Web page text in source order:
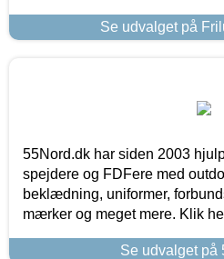
Se udvalget på
55Nord.dk har siden 2003
spejdere og FDFere med
beklædning, uniformer,
mærker og meget mere. Klik
Se udvalget på